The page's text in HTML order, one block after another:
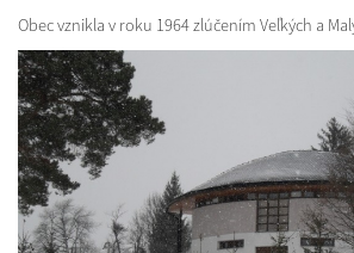
Obec vznikla v roku 1964 zlúčením Veľkých a